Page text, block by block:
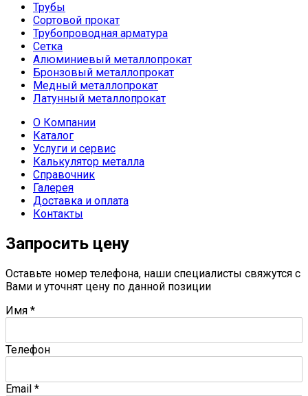
Трубы
Сортовой прокат
Трубопроводная арматура
Сетка
Алюминиевый металлопрокат
Бронзовый металлопрокат
Медный металлопрокат
Латунный металлопрокат
О Компании
Каталог
Услуги и сервис
Калькулятор металла
Справочник
Галерея
Доставка и оплата
Контакты
Запросить цену
Оставьте номер телефона, наши специалисты свяжутся с
Вами и уточнят цену по данной позиции
Имя *
Телефон
Email *